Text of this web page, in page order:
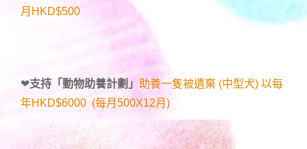
月HKD$500
❤支持「動物助養計劃 」 助養一隻被遺棄 (中型犬) 以每
年HKD$6000 (每月500X12月)